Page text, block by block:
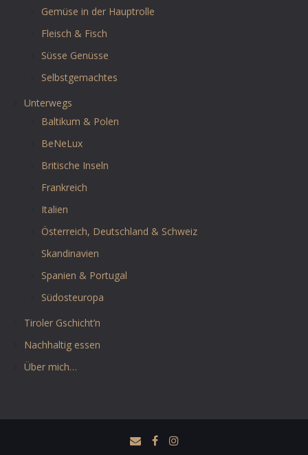
Gemüse in der Hauptrolle
Fleisch & Fisch
Süsse Genüsse
Selbstgemachtes
Unterwegs
Baltikum & Polen
BeNeLux
Britische Inseln
Frankreich
Italien
Österreich, Deutschland & Schweiz
Skandinavien
Spanien & Portugal
Südosteuropa
Tiroler Gschicht’n
Nachhaltig essen
Über mich…